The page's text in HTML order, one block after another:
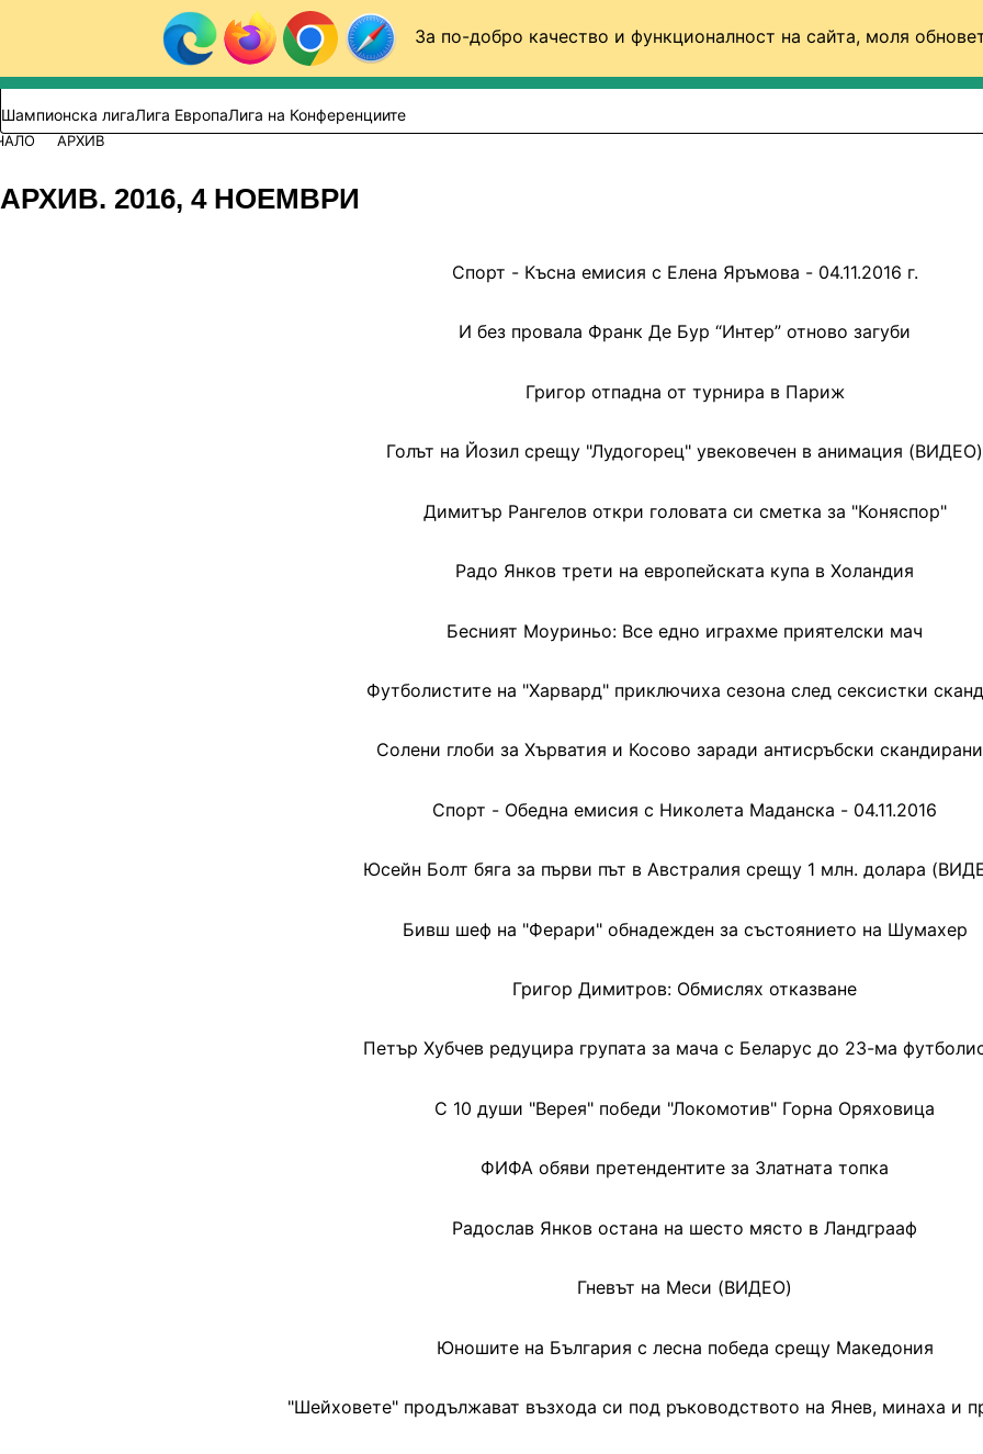
За по-добро качество и функционалност на сайта, моля
Към съдържанието
Търси в сайта
ВИДЕО ФУТБОЛ (БГ)
Шампионска лигаЛига ЕвропаЛига на Конференциите
АРХИВ
АРХИВ. 2016, 4 НОЕМВРИ
Спорт - Късна емисия с Елена Яръмова - 04.11.2016 г.
И без провала Франк Де Бур “Интер” отново загуби
Григор отпадна от турнира в Париж
Голът на Йозил срещу "Лудогорец" увековечен в анимация (ВИДЕО)
Димитър Рангелов откри головата си сметка за "Коняспор"
Радо Янков трети на европейската купа в Холандия
Бесният Моуриньо: Все едно играхме приятелски мач
Футболистите на "Харвард" приключиха сезона след сексистки
Солени глоби за Хърватия и Косово заради антисръбски
Спорт - Обедна емисия с Николета Маданска - 04.11.2016
Юсейн Болт бяга за първи път в Австралия срещу 1 млн. долара
Бивш шеф на "Ферари" обнадежден за състоянието на Шумахер
Григор Димитров: Обмислях отказване
Петър Хубчев редуцира групата за мача с Беларус до 23-ма
С 10 души "Верея" победи "Локомотив" Горна Оряховица
ФИФА обяви претендентите за Златната топка
Радослав Янков остана на шесто място в Ландграаф
Гневът на Меси (ВИДЕО)
Юношите на България с лесна победа срещу Македония
"Шейховете" продължават възхода си под ръководството на Янев, минаха и